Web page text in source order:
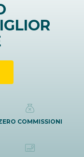
COMMISSIONI